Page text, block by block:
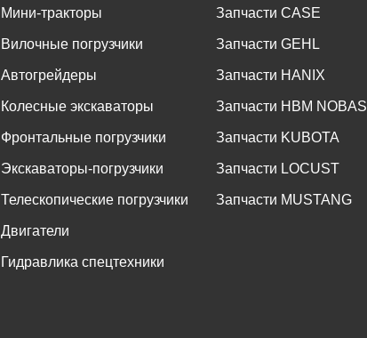
Мини-тракторы
Вилочные погрузчики
Автогрейдеры
Колесные экскаваторы
Фронтальные погрузчики
Экскаваторы-погрузчики
Телескопические погрузчики
Двигатели
Гидравлика спецтехники
Запчасти CASE
Запчасти GEHL
Запчасти HANIX
Запчасти HBM NOBAS
Запчасти KUBOTA
Запчасти LOCUST
Запчасти MUSTANG